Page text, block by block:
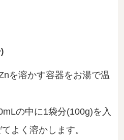
を溶かす容器をお湯で温
の中に1袋分(100g)を入
よく溶かします。